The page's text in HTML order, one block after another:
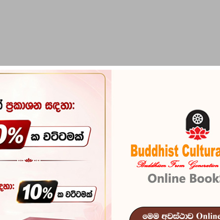
PIRIKARA BUDDHA STATUES RITUAL ITEMS &
Pali Bhasha
In stock
7